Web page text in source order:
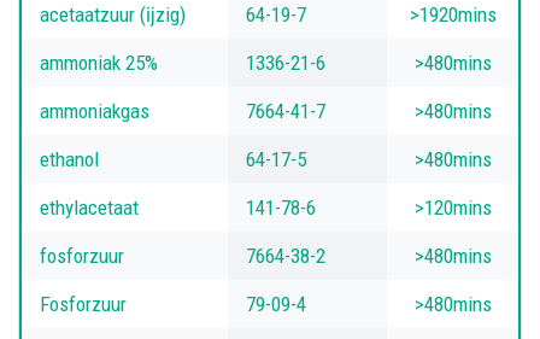
acetaatzuur (ĳzig) 64-19-7
>1920mins
ammoniak 25%
1336-21-6
>480mins
ammoniakgas
7664-41-7
>480mins
ethanol
64-17-5
>480mins
ethylacetaat
141-78-6
>120mins
fosforzuur
7664-38-2
>480mins
Fosforzuur
79-09-4 >480mins